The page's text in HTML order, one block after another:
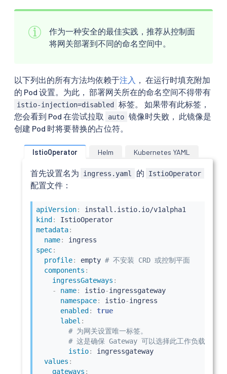
作为一种安全的最佳实践，推荐从控制面
将网关部署到不同的命名空间中。
以下列出的所有方法均依赖于注入
， 在运行时填充附加
的 Pod 设置。为此， 部署网关所在的命名空间不得带有
istio-injection=disabled 标签。 如果带有此标签，
您会看到 Pod 在尝试拉取
auto 镜像时失败， 此镜像是
创建 Pod 时将要替换的占位符。
IstioOperator Helm Kubernetes YAML
首先设置名为 ingress.yaml 的 IstioOperator
配置文件：
apiVersion:
install.istio.io/v1alpha1
kind :
IstioOperator
metadata:
name:
spec:
profile: empty # 不安装 CRD 或控制平面
components :
ingressGateways :
-
name: istio-ingressgateway
namespace: istio-ingress
enabled :
true
label :
# 为网关设置唯一标签。
# 这是确保 Gateway 可以选择此工作负载所必
istio:
ingressgateway
values :
gateways :